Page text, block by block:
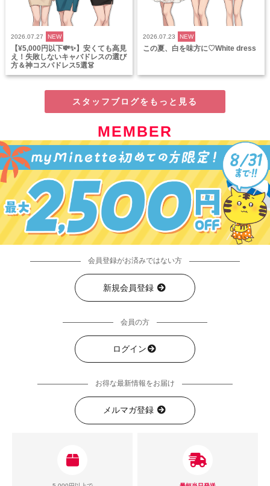
2026.07.27 NEW
【¥5,000円以下💸✨】安くても高見
え！失敗しないキャバドレスの選び
方＆神コスパドレス5選👗
2026.07.23 NEW
この夏、白を味方に♡White dress
スタッフブログをもっと見る
MEMBER
会員登録がお済みではない方
新規会員登録
会員の方
ログイン
お得な最新情報をお届け
メルマガ登録